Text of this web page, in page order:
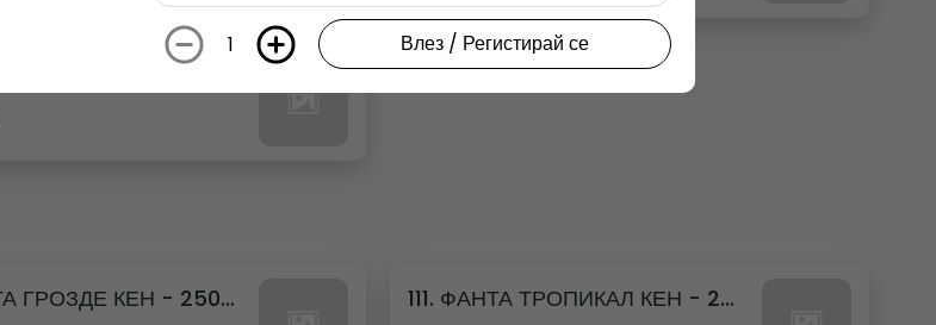
112. ФАНТА ГРОЗДЕ КЕН - 250МЛ. 111. ФАНТА ТРОПИКАЛ КЕН - 250МЛ.
1 Влез / Регистирай се